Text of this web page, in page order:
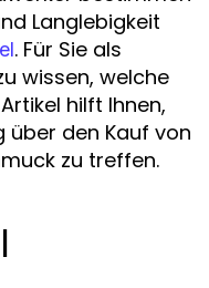
Langlebigkeit
. Für Sie als
wissen, welche
hilft Ihnen,
über den Kauf von
zu treffen.